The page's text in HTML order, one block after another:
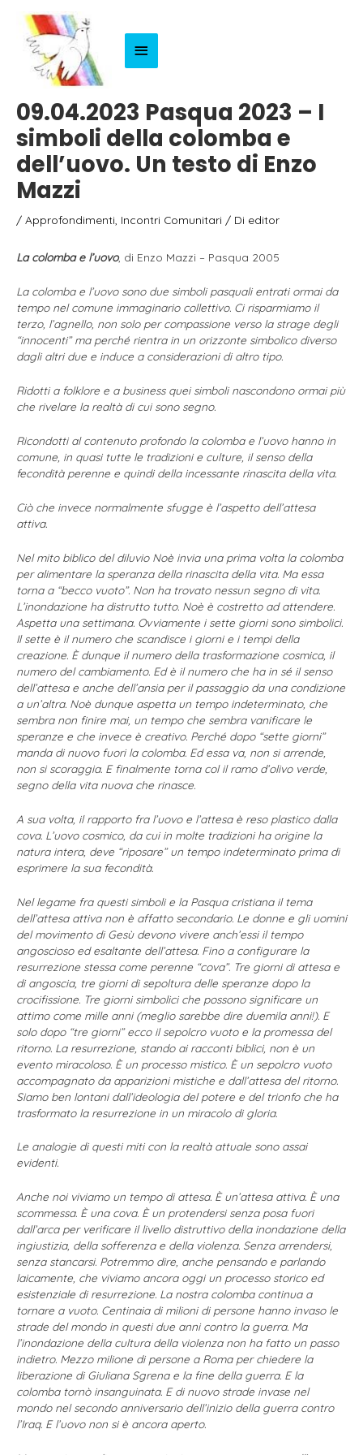
Menu
09.04.2023 Pasqua 2023 – I
simboli della colomba e
dell’uovo. Un testo di Enzo
Mazzi
/ Approfondimenti Incontri Comunitari / Di editor
La colomba e l’uovo, di Enzo Mazzi – Pasqua 2005
La colomba e l’uovo sono due simboli pasquali entrati ormai da
tempo nel comune immaginario collettivo. Ci risparmiamo il
terzo, l’agnello, non solo per compassione verso la strage degli
“innocenti” ma perché rientra in un orizzonte simbolico diverso
dagli altri due e induce a considerazioni di altro tipo.
Ridotti a folklore e a business quei simboli nascondono ormai più
che rivelare la realtà di cui sono segno.
Ricondotti al contenuto profondo la colomba e l’uovo hanno in
comune, in quasi tutte le tradizioni e culture, il senso della
fecondità perenne e quindi della incessante rinascita della vita.
Ciò che invece normalmente sfugge è l’aspetto dell’attesa
attiva.
Nel mito biblico del diluvio Noè invia una prima volta la colomba
per alimentare la speranza della rinascita della vita. Ma essa
torna a “becco vuoto”. Non ha trovato nessun segno di vita.
L’inondazione ha distrutto tutto. Noè è costretto ad attendere.
Aspetta una settimana. Ovviamente i sette giorni sono simbolici.
Il sette è il numero che scandisce i giorni e i tempi della
creazione. È dunque il numero della trasformazione cosmica, il
numero del cambiamento. Ed è il numero che ha in sé il senso
dell’attesa e anche dell’ansia per il passaggio da una condizione
a un’altra. Noè dunque aspetta un tempo indeterminato, che
sembra non finire mai, un tempo che sembra vanificare le
speranze e che invece è creativo. Perché dopo “sette giorni”
manda di nuovo fuori la colomba. Ed essa va, non si arrende,
non si scoraggia. E finalmente torna col il ramo d’olivo verde,
segno della vita nuova che rinasce.
A sua volta, il rapporto fra l’uovo e l’attesa è reso plastico dalla
cova. L’uovo cosmico, da cui in molte tradizioni ha origine la
natura intera, deve “riposare” un tempo indeterminato prima di
esprimere la sua fecondità.
Nel legame fra questi simboli e la Pasqua cristiana il tema
dell’attesa attiva non è affatto secondario. Le donne e gli uomini
del movimento di Gesù devono vivere anch’essi il tempo
angoscioso ed esaltante dell’attesa. Fino a configurare la
resurrezione stessa come perenne “cova”. Tre giorni di attesa e
di angoscia, tre giorni di sepoltura delle speranze dopo la
crocifissione. Tre giorni simbolici che possono significare un
attimo come mille anni (meglio sarebbe dire duemila anni!). E
solo dopo “tre giorni” ecco il sepolcro vuoto e la promessa del
ritorno. La resurrezione, stando ai racconti biblici, non è un
evento miracoloso. È un processo mistico. È un sepolcro vuoto
accompagnato da apparizioni mistiche e dall’attesa del ritorno.
Siamo ben lontani dall’ideologia del potere e del trionfo che ha
trasformato la resurrezione in un miracolo di gloria.
Le analogie di questi miti con la realtà attuale sono assai
evidenti.
Anche noi viviamo un tempo di attesa. È un’attesa attiva. È una
scommessa. È una cova. È un protendersi senza posa fuori
dall’arca per verificare il livello distruttivo della inondazione della
ingiustizia, della sofferenza e della violenza. Senza arrendersi,
senza stancarsi. Potremmo dire, anche pensando e parlando
laicamente, che viviamo ancora oggi un processo storico ed
esistenziale di resurrezione. La nostra colomba continua a
tornare a vuoto. Centinaia di milioni di persone hanno invaso le
strade del mondo in questi due anni contro la guerra. Ma
l’inondazione della cultura della violenza non ha fatto un passo
indietro. Mezzo milione di persone a Roma per chiedere la
liberazione di Giuliana Sgrena e la fine della guerra. E la
colomba tornò insanguinata. E di nuovo strade invase nel
mondo nel secondo anniversario dell’inizio della guerra contro
l’Iraq. E l’uovo non si è ancora aperto.